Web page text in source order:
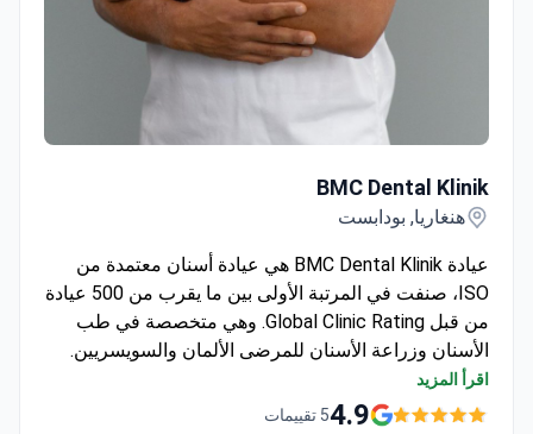
BMC Dental Klinik
هنغاريا, بودابست
عيادة BMC Dental Klinik هي عيادة أسنان معتمدة من
ISO، صنفت في المرتبة الأولى بين ما يقرب من 500 عيادة
من قبل Global Clinic Rating. وهي متخصصة في طب
الأسنان وزراعة الأسنان للمرضى الألمان والسويسريين.
جميع الموظفين يتحدثون الألمانية كلغة أم.
تستقبل 2000 مريض سنوياً.
اقرأ المزيد
4.95 تقييمات